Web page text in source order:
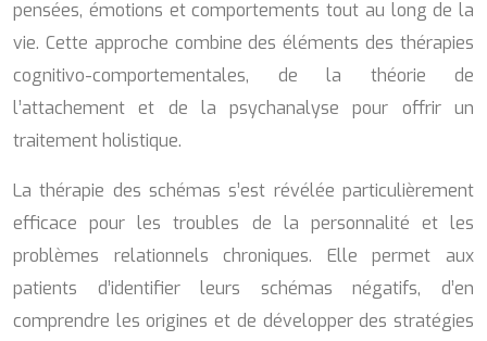
pensées, émotions et comportements tout au long de la
vie. Cette approche combine des éléments des thérapies
cognitivo-comportementales, de la théorie de
l’attachement et de la psychanalyse pour offrir un
traitement holistique.
La thérapie des schémas s’est révélée particulièrement
efficace pour les troubles de la personnalité et les
problèmes relationnels chroniques. Elle permet aux
patients d’identifier leurs schémas négatifs, d’en
comprendre les origines et de développer des stratégies